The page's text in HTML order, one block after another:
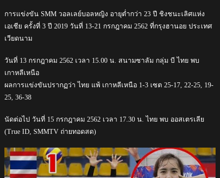
การแข่งขัน SMM วอลเลย์บอลหญิง อายุต่ำกว่า 23 ปี ชิงชนะเลิศแห่ง
เอเชีย ครั้งที่ 3 ปี 2019 วันที่ 13-21 กรกฎาคม 2562 ที่กรุงฮานอย ประเทศ
เวียดนาม
วันที่ 13 กรกฎาคม 2562 เวลา 15.00 น. สนามซาลัม กลุ่ม บี ไทย พบ
เกาหลีเหนือ
ผลการแข่งขันปรากฏว่า ไทย แพ้ เกาหลีเหนือ 1-3 เซต 25-17, 22-25, 19-
25, 36-38
นัดต่อไป วันที่ 15 กรกฎาคม 2562 เวลา 17.30 น. ไทย พบ ออสเตรเลีย
(True ID, SMMTV ถ่ายทอดสด)